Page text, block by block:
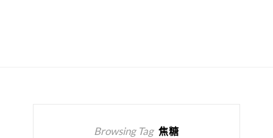
Browsing Tag 焦糖